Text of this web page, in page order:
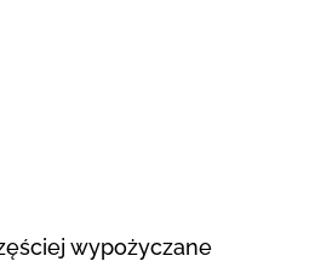
wypożyczane